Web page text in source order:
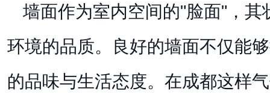
墙面作为室内空间的"脸面"，
环境的品质。良好的墙面不仅能
的品味与生活态度。在成都这样